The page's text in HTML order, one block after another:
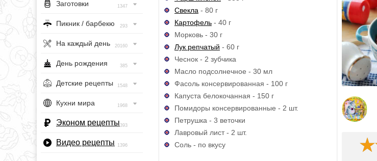
Заготовки 1347
Пикник / барбекю 293
На каждый день 20160
День рождения 385
Детские рецепты 1548
Кухни мира 1968
Эконом рецепты393
Видео рецепты 1396
Свекла - 80 г
Картофель - 40 г
Морковь - 30 г
Лук репчатый - 60 г
Чеснок - 2 зубчика
Масло подсолнечное - 30 мл
Фасоль консервированная - 100 г
Капуста белокочанная - 150 г
Помидоры консервированные - 2 шт.
Петрушка - 3 веточки
Лавровый лист - 2 шт.
Соль - по вкусу